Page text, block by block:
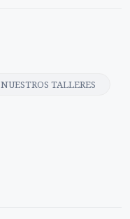
NUESTROS TALLERES